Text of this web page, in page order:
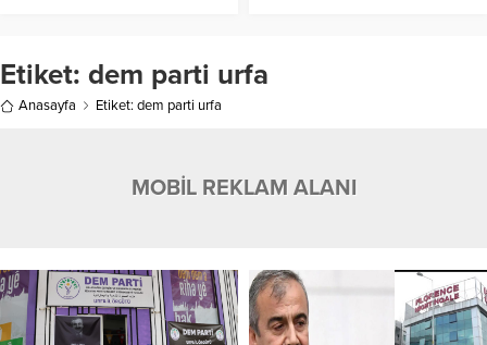
Etiket: dem parti urfa
Anasayfa Etiket: dem parti urfa
MOBİL REKLAM ALANI